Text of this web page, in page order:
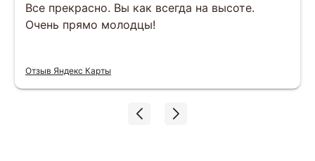
Все прекрасно. Вы как всегда на высоте.
Очень прямо молодцы!
Отзыв Яндекс Карты